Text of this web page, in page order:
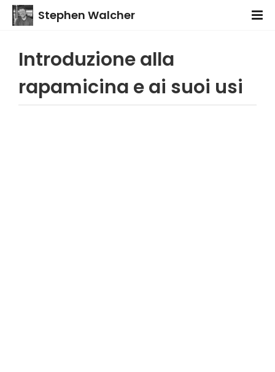
Stephen Walcher
Introduzione alla
rapamicina e ai suoi usi